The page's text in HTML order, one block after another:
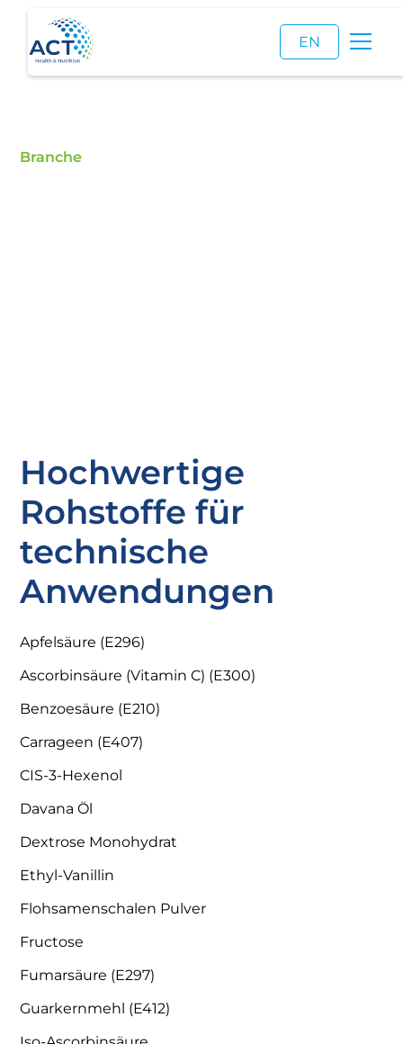
EN
Branche
Hochwertige
Rohstoffe für
technische
Anwendungen
Apfelsäure (E296)
Ascorbinsäure (Vitamin C) (E300)
Benzoesäure (E210)
Carrageen (E407)
CIS-3-Hexenol
Davana Öl
Dextrose Monohydrat
Ethyl-Vanillin
Flohsamenschalen Pulver
Fructose
Fumarsäure (E297)
Guarkernmehl (E412)